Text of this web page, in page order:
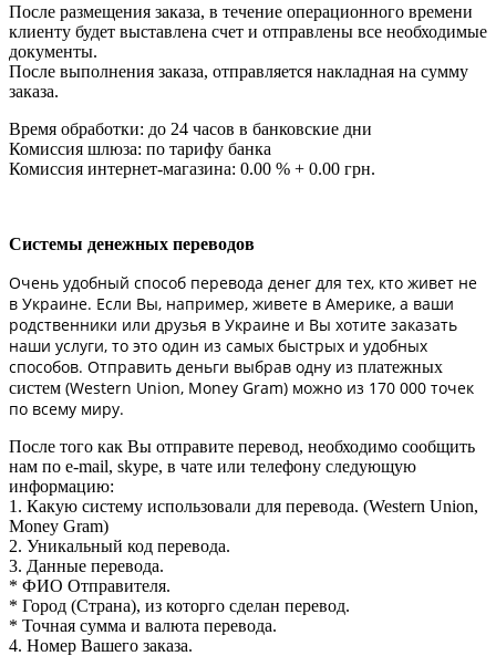
После размещения заказа, в течение операционного времени
клиенту будет выставлена счет и отправлены все необходимые
документы.
После выполнения заказа, отправляется накладная на сумму
заказа.
Время обработки: до 24 часов в банковские дни
Комиссия шлюза: по тарифу банка
Комиссия интернет-магазина: 0.00 % + 0.00 грн.
Системы денежных переводов
Очень удобный способ перевода денег для тех, кто живет не
в Украине. Если Вы, например, живете в Америке, а ваши
родственники или друзья в Украине и Вы хотите заказать
наши услуги, то это один из самых быстрых и удобных
способов. Отправить деньги выбрав одну из платежных
систем (Western Union, Money Gram) можно из 170 000 точек
по всему миру.
После того как Вы отправите перевод, необходимо сообщить
нам по e-mail, skype, в чате или телефону следующую
информацию:
1. Какую систему использовали для перевода. (Western Union,
Money Gram)
2. Уникальный код перевода.
3. Данные перевода.
* ФИО Отправителя.
* Город (Страна), из которго сделан перевод.
* Точная сумма и валюта перевода.
4. Номер Вашего заказа.